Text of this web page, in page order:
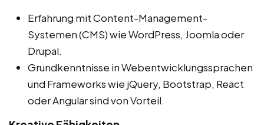
Erfahrung mit Content-Management-
Systemen (CMS) wie WordPress, Joomla oder
Drupal.
Grundkenntnisse in Webentwicklungssprachen
und Frameworks wie jQuery, Bootstrap, React
oder Angular sind von Vorteil.